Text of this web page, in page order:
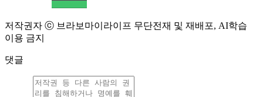
저작권자 ⓒ 브라보마이라이프 무단전재 및 재배포, AI학습
이용 금지
댓글